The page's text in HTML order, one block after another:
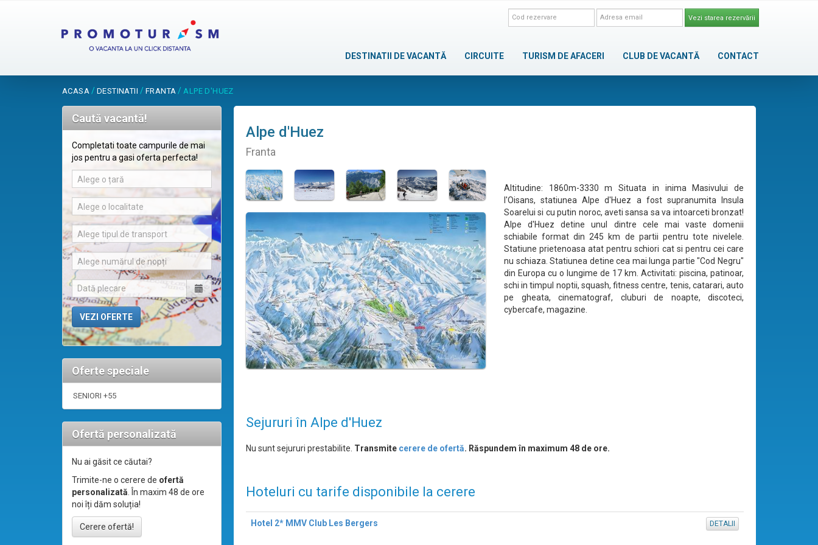
Vezi starea rezervării
DESTINATII DE VACANTĂ CIRCUITE TURISM DE AFACERI CLUB DE VACANTĂ CONTACT
ACASA / DESTINATII / FRANTA /ALPE D'HUEZ
Caută vacantă!
Completati toate campurile de mai
jos pentru a gasi oferta perfecta!
Alege o țară
Alege o localitate
Alege tipul de transport
Alege numărul de nopți
Oferte speciale
SENIORI +55
Ofertă personalizată
Nu ai găsit ce căutai?
Trimite-ne o cerere de ofertă
personalizată. În maxim 48 de ore
noi îți dăm soluția!
Cerere ofertă!
Alpe d'Huez
Franta
Altitudine: 1860m-3330 m Situata in inima Masivului de
l'Oisans, statiunea Alpe d'Huez a fost supranumita Insula
Soarelui si cu putin noroc, aveti sansa sa va intoarceti bronzat!
Alpe d'Huez detine unul dintre cele mai vaste domenii
schiabile format din 245 km de partii pentru tote nivelele.
Statiune prietenoasa atat pentru schiori cat si pentru cei care
nu schiaza. Statiunea detine cea mai lunga partie "Cod Negru"
din Europa cu o lungime de 17 km. Activitati: piscina, patinoar,
schi in timpul noptii, squash, fitness centre, tenis, catarari, auto
pe gheata, cinematograf, cluburi de noapte, discoteci,
cybercafe, magazine.
Sejururi în Alpe d'Huez
Nu sunt sejururi prestabilite. Transmite cerere de ofertă. Răspundem în maximum 48 de ore.
Hoteluri cu tarife disponibile la cerere
Hotel 2* MMV Club Les Bergers DETALII